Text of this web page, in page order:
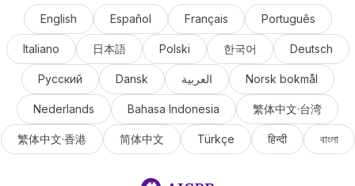
English Español Français Português
Italiano 日本語 Polski 한국어 Deutsch
Русский Dansk العربية Norsk bokmål
Nederlands Bahasa Indonesia 繁体中文·台湾
繁体中文·香港 简体中文 Türkçe हिन्दी বাংলা